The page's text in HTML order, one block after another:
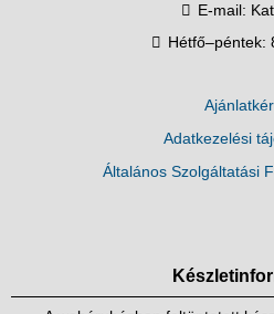
E-mail:
Hétfő–péntek:
Adatkezelési
Általános Szolgáltatási